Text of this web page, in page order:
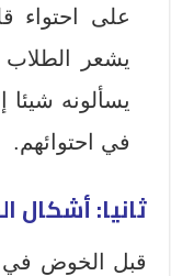
على احتواء
يشعر الطلاب
يسألونه شيئا
في احتوائهم.
ثانيا: أشكال
قبل الخوض في